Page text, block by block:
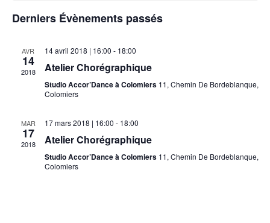
Derniers Évènements passés
AVR
14
2018
14 avril 2018 | 16:00 - 18:00
Atelier Chorégraphique
Studio Accor’Dance à Colomiers 11, Chemin De Bordeblanque,
Colomiers
MAR
17
2018
17 mars 2018 | 16:00 - 18:00
Atelier Chorégraphique
Studio Accor’Dance à Colomiers 11, Chemin De Bordeblanque,
Colomiers